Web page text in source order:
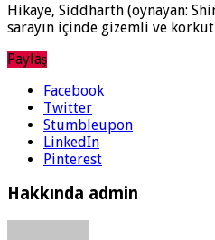
Hikaye, Siddharth (oynayan:
sarayın içinde gizemli ve
Paylaş
Facebook
Twitter
Stumbleupon
LinkedIn
Pinterest
Hakkında admin